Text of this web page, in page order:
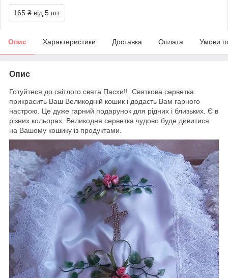
165 ₴ від 5 шт.
Опис Характеристики Доставка Оплата Умови
Опис
Готуйтеся до світлого свята Пасхи!! Святкова серветка
прикрасить Ваш Великодній кошик і додасть Вам гарного
настрою. Це дуже гарний подарунок для рідних і близьких. Є в
різних кольорах. Великодня серветка чудово буде дивитися
на Вашому кошику із продуктами.